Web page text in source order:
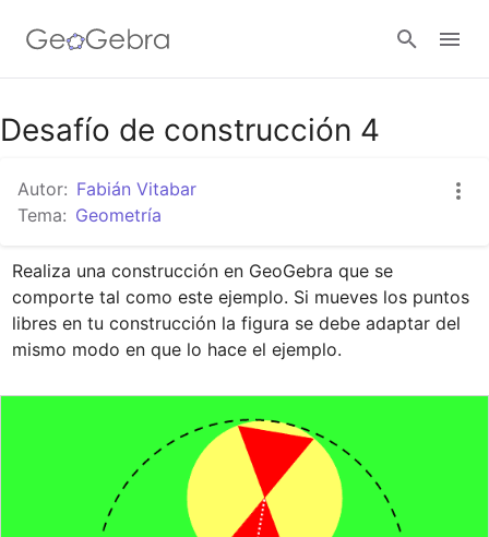
Google Classroom
GeoGebra Classroom
Abrir sesión
Desafío de construcción 4
Autor: Fabián Vitabar
Tema: Geometría
Realiza una construcción en GeoGebra que se
comporte tal como este ejemplo. Si mueves los puntos
libres en tu construcción la figura se debe adaptar del
mismo modo en que lo hace el ejemplo.